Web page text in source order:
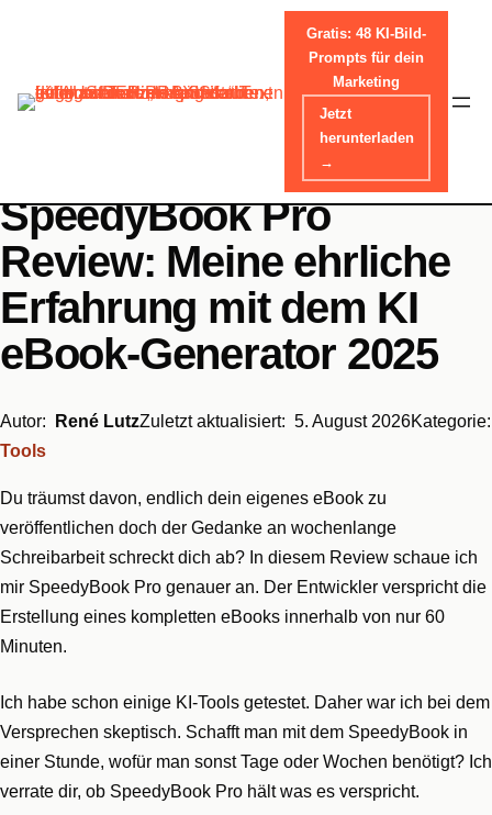
Skip
Gratis: 48 KI-Bild-
Prompts für dein
Marketing
Jetzt
herunterladen
→
SpeedyBook Pro
Review: Meine ehrliche
Erfahrung mit dem KI
eBook-Generator 2025
Autor: René LutzZuletzt aktualisiert: 5. August 2026Kategorie:
Tools
Du träumst davon, endlich dein eigenes eBook zu
veröffentlichen doch der Gedanke an wochenlange
Schreibarbeit schreckt dich ab? In diesem Review schaue ich
mir SpeedyBook Pro genauer an. Der Entwickler verspricht die
Erstellung eines kompletten eBooks innerhalb von nur 60
Minuten.
Ich habe schon einige KI-Tools getestet. Daher war ich bei dem
Versprechen skeptisch. Schafft man mit dem SpeedyBook in
einer Stunde, wofür man sonst Tage oder Wochen benötigt? Ich
verrate dir, ob SpeedyBook Pro hält was es verspricht.